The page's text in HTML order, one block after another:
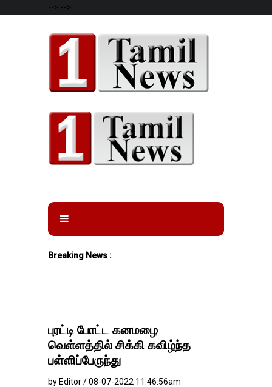
--> -->
Breaking News :
புரட்டி போட்ட கனமழை
வெள்ளத்தில் சிக்கி கவிழ்ந்த
பள்ளிப்பேருந்து
by Editor / 08-07-2022 11:46:56am